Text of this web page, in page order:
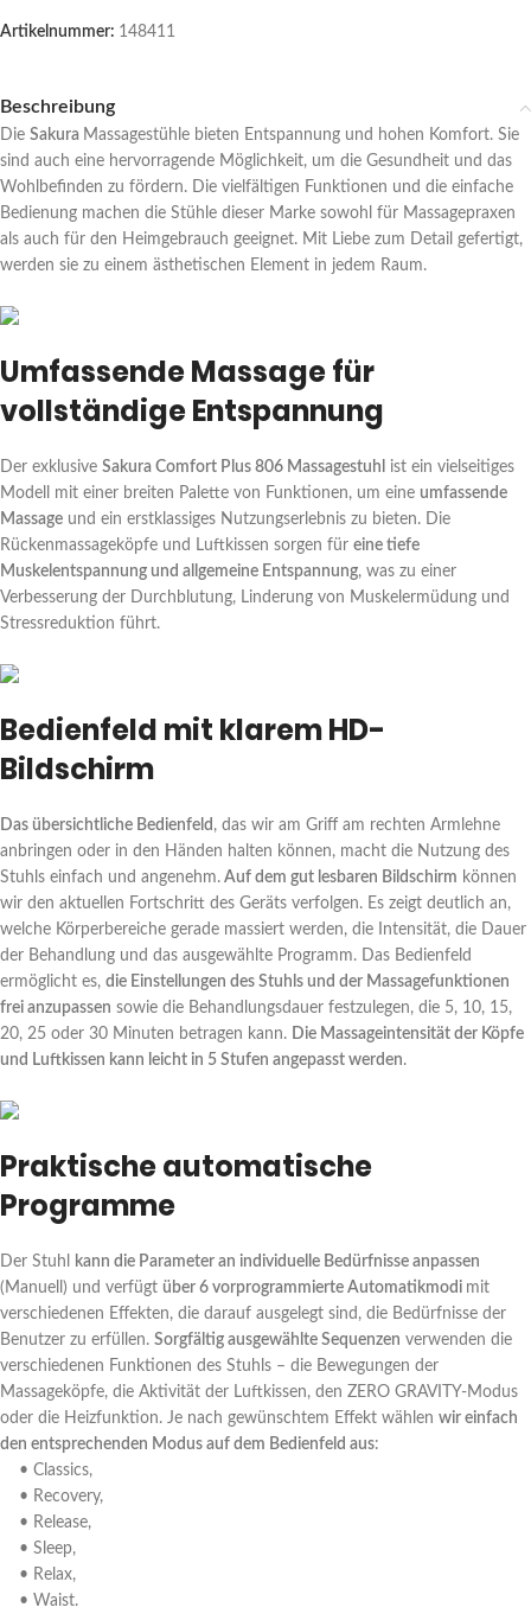
Artikelnummer: 148411
Beschreibung
Die Sakura Massagestühle bieten Entspannung und hohen Komfort. Sie
sind auch eine hervorragende Möglichkeit, um die Gesundheit und das
Wohlbefinden zu fördern. Die vielfältigen Funktionen und die einfache
Bedienung machen die Stühle dieser Marke sowohl für Massagepraxen
als auch für den Heimgebrauch geeignet. Mit Liebe zum Detail gefertigt,
werden sie zu einem ästhetischen Element in jedem Raum.
Umfassende Massage für
vollständige Entspannung
Der exklusive Sakura Comfort Plus 806 Massagestuhl
ist ein vielseitiges
Modell mit einer breiten Palette von Funktionen, um eine umfassende
Massage und ein erstklassiges Nutzungserlebnis zu bieten. Die
Rückenmassageköpfe und Luftkissen sorgen für eine tiefe
Muskelentspannung und allgemeine Entspannung, was zu einer
Verbesserung der Durchblutung, Linderung von Muskelermüdung und
Stressreduktion führt.
Bedienfeld mit klarem HD-
Bildschirm
Das übersichtliche Bedienfeld , das wir am Griff am rechten Armlehne
anbringen oder in den Händen halten können, macht die Nutzung des
Stuhls einfach und angenehm. Auf dem gut lesbaren Bildschirm können
wir den aktuellen Fortschritt des Geräts verfolgen. Es zeigt deutlich an,
welche Körperbereiche gerade massiert werden, die Intensität, die Dauer
der Behandlung und das ausgewählte Programm. Das Bedienfeld
ermöglicht es, die Einstellungen des Stuhls und der Massagefunktionen
frei anzupassen sowie die Behandlungsdauer festzulegen, die 5, 10, 15,
20, 25 oder 30 Minuten betragen kann. Die Massageintensität der Köpfe
und Luftkissen kann leicht in 5 Stufen angepasst werden.
Praktische automatische
Programme
Der Stuhl
kann die Parameter an individuelle Bedürfnisse anpassen
(Manuell) und verfügt über 6 vorprogrammierte Automatikmodi mit
verschiedenen Effekten, die darauf ausgelegt sind, die Bedürfnisse der
Benutzer zu erfüllen. Sorgfältig ausgewählte Sequenzen verwenden die
verschiedenen Funktionen des Stuhls – die Bewegungen der
Massageköpfe, die Aktivität der Luftkissen, den ZERO GRAVITY-Modus
oder die Heizfunktion. Je nach gewünschtem Effekt wählen wir einfach
den entsprechenden Modus auf dem Bedienfeld aus:
• Classics,
• Recovery,
• Release,
• Sleep,
• Relax,
• Waist.